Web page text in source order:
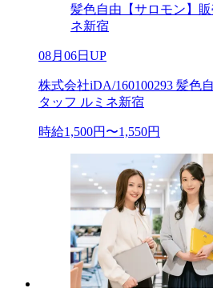
髪色自由【サロモン】
ネ新宿
08月06日UP
株式会社iDA/160100293 髪色
タッフ ルミネ新宿
時給1,500円〜1,550円